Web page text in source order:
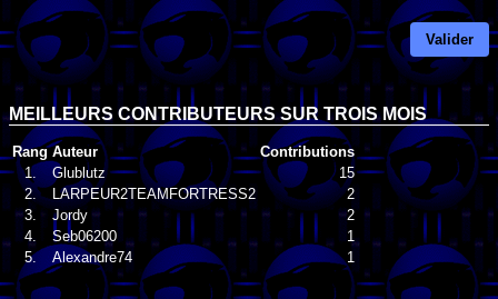
Valider
MEILLEURS CONTRIBUTEURS SUR TROIS MOIS
Rang Auteur
Contributions
1.
Glublutz
15
2.
LARPEUR2TEAMFORTRESS2
2
3.
Jordy
2
4.
Seb06200
1
5.
Alexandre74 1